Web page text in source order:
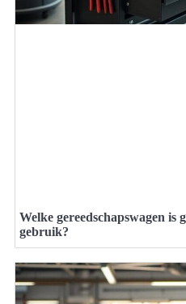
Welke gereedschapswagen is
gebruik?